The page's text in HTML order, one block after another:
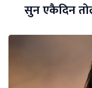
सुन एकैदिन